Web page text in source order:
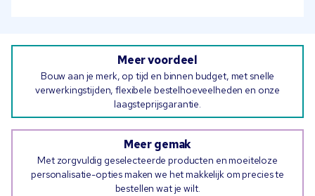
Meer voordeel
Bouw aan je merk, op tijd en binnen budget, met snelle
verwerkingstijden, flexibele bestelhoeveelheden en onze
laagsteprijsgarantie.
Meer gemak
Met zorgvuldig geselecteerde producten en moeiteloze
personalisatie-opties maken we het makkelijk om precies te
bestellen wat je wilt.